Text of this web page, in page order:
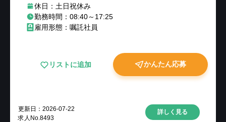
休日：土日祝休み
勤務時間：08:40～17:25
雇用形態：嘱託社員
リストに追加 かんたん応募
更新日： 2026-07-22
求人No. 8493
詳しく見る